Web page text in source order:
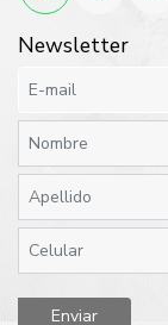
Newsletter
Enviar